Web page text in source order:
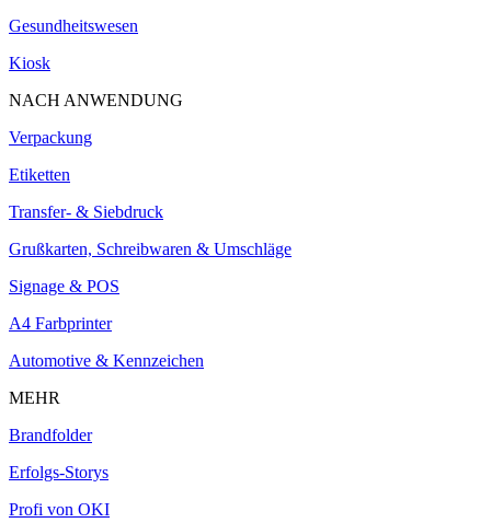
Gesundheitswesen
Kiosk
NACH ANWENDUNG
Verpackung
Etiketten
Transfer- & Siebdruck
Grußkarten, Schreibwaren & Umschläge
Signage & POS
A4 Farbprinter
Automotive & Kennzeichen
MEHR
Brandfolder
Erfolgs-Storys
Profi von OKI